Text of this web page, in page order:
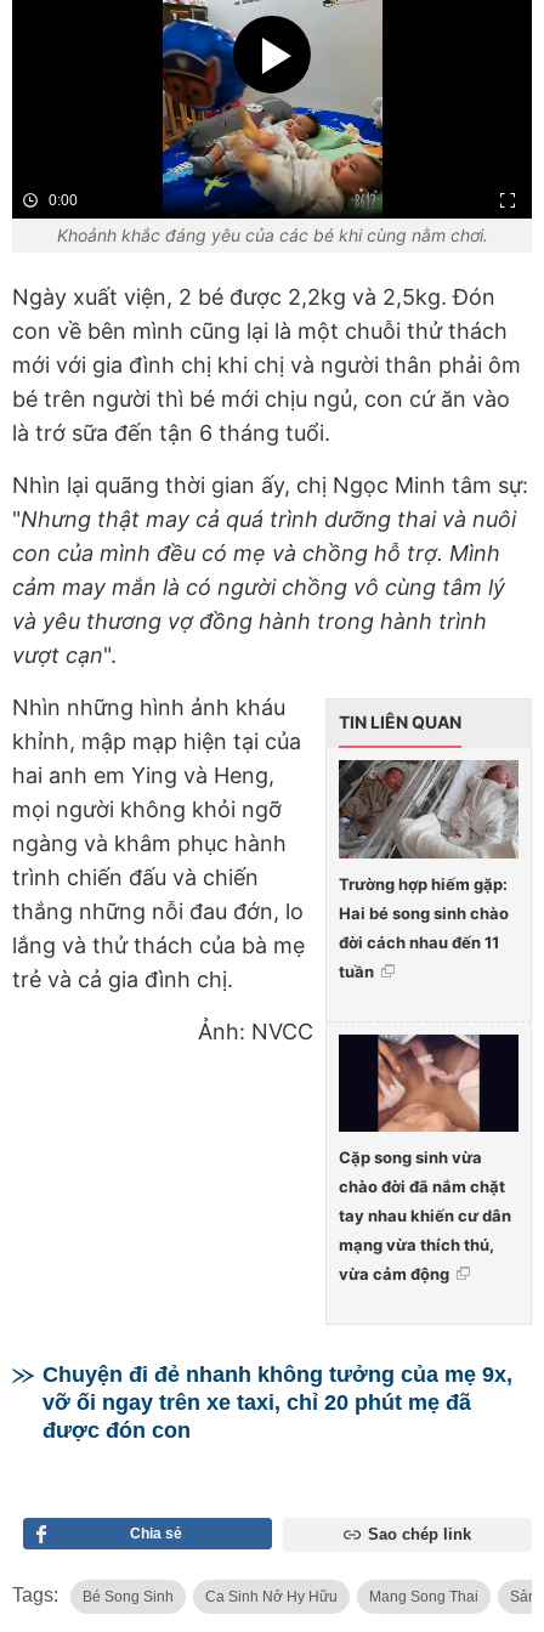
0:00
Khoảnh khắc đáng yêu của các bé khi cùng nằm chơi.
Ngày xuất viện, 2 bé được 2,2kg và 2,5kg. Đón
con về bên mình cũng lại là một chuỗi thử thách
mới với gia đình chị khi chị và người thân phải ôm
bé trên người thì bé mới chịu ngủ, con cứ ăn vào
là trớ sữa đến tận 6 tháng tuổi.
Nhìn lại quãng thời gian ấy, chị Ngọc Minh tâm sự:
"Nhưng thật may cả quá trình dưỡng thai và nuôi
con của mình đều có mẹ và chồng hỗ trợ. Mình
cảm may mắn là có người chồng vô cùng tâm lý
và yêu thương vợ đồng hành trong hành trình
vượt cạn".
TIN LIÊN QUAN
Trường hợp hiếm gặp:
Hai bé song sinh chào
đời cách nhau đến 11
tuần
Cặp song sinh vừa
chào đời đã nắm chặt
tay nhau khiến cư dân
mạng vừa thích thú,
vừa cảm động
Nhìn những hình ảnh kháu
khỉnh, mập mạp hiện tại của
hai anh em Ying và Heng,
mọi người không khỏi ngỡ
ngàng và khâm phục hành
trình chiến đấu và chiến
thắng những nỗi đau đớn, lo
lắng và thử thách của bà mẹ
trẻ và cả gia đình chị.
Ảnh: NVCC
Chuyện đi đẻ nhanh không tưởng của mẹ 9x,
vỡ ối ngay trên xe taxi, chỉ 20 phút mẹ đã
được đón con
Chia sẻ Sao chép link
Tags: Bé Song Sinh Ca Sinh Nở Hy Hữu Mang Song Thai Sản